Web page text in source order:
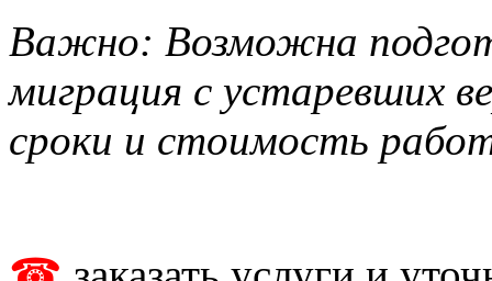
Важно: Возможна
миграция с устаревших
сроки и стоимость